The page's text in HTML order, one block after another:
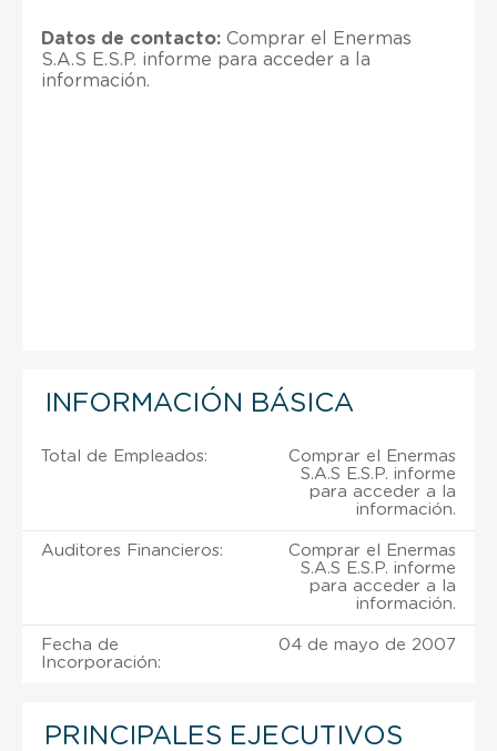
Datos de contacto: Comprar el Enermas
S.A.S E.S.P. informe para acceder a la
información.
INFORMACIÓN BÁSICA
Total de Empleados:
Comprar el Enermas
S.A.S E.S.P. informe
para acceder a la
información.
Auditores Financieros:
Comprar el Enermas
S.A.S E.S.P. informe
para acceder a la
información.
Fecha de
Incorporación:
04 de mayo de 2007
PRINCIPALES EJECUTIVOS